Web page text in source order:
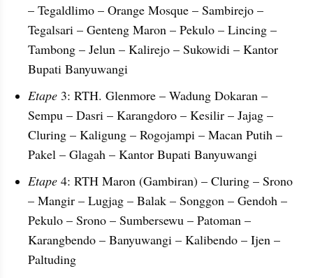
– Tegaldlimo – Orange Mosque – Sambirejo –
Tegalsari – Genteng Maron – Pekulo – Lincing –
Tambong – Jelun – Kalirejo – Sukowidi – Kantor
Bupati Banyuwangi
Etape 3: RTH. Glenmore – Wadung Dokaran –
Sempu – Dasri – Karangdoro – Kesilir – Jajag –
Cluring – Kaligung – Rogojampi – Macan Putih –
Pakel – Glagah – Kantor Bupati Banyuwangi
Etape 4: RTH Maron (Gambiran) – Cluring – Srono
– Mangir – Lugjag – Balak – Songgon – Gendoh –
Pekulo – Srono – Sumbersewu – Patoman –
Karangbendo – Banyuwangi – Kalibendo – Ijen –
Paltuding